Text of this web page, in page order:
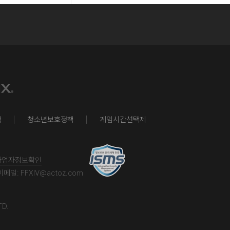
청소년보호정책 게임시간선택제
자정보확인
메일: FFXIV@actoz.com